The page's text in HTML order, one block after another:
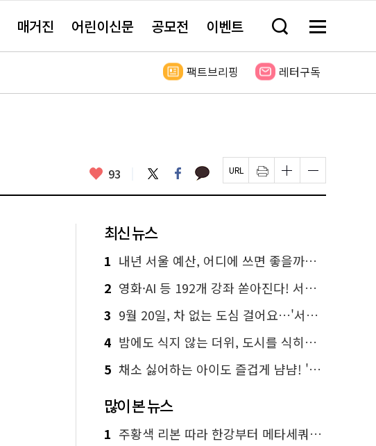
매거진 어린이신문 공모전 이벤트 검
창
기
메
전
보
팩트브리핑 레터구독
좋
요
93 트
위
터
페
이
스
카
카 페
이
지
인
쇄
하
글
자
크
하
기
글
자
크
하
최신 뉴스
1 내년 서울 예산, 어디에 쓰면 좋을까요? 온라인 투표
2 영화·AI 등 192개 강좌 쏟아진다! 서울시민대학 선착순 신청
3 9월 20일, 차 없는 도심 걸어요…'서울 걷자 페스티벌' 선착순 5천명
4 밤에도 식지 않는 더위, 도시를 식히는 시원한 해법은?
5 채소 싫어하는 아이도 즐겁게 냠냠! '찾아가는 서울시 식생활 교육' 현장
많이 본 뉴스
1 주황색 리본 따라 한강부터 메타세쿼이아 숲길까지…서울둘레길 15코스